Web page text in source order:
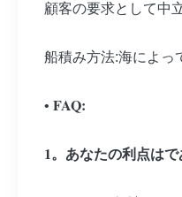
顧客の要求として中
船積み方法:海によっ
• FAQ:
1。あなたの利点は